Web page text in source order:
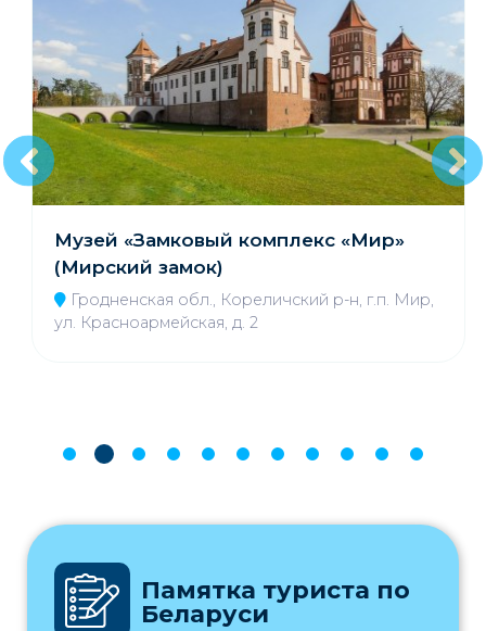
Музей «Замковый комплекс «Мир»
(Мирский замок)
Гродненская обл., Кореличский р-н, г.п. Мир,
ул. Красноармейская, д. 2
Памятка туриста по
Беларуси